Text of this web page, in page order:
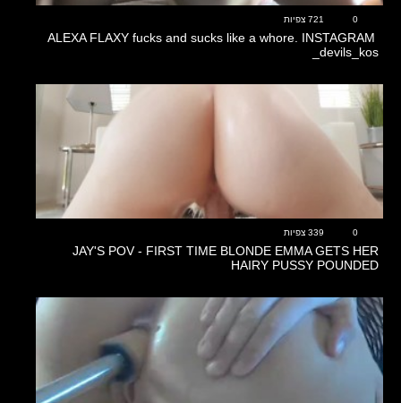
0 721 צפיות
ALEXA FLAXY fucks and sucks like a whore. INSTAGRAM
devils_kos_
12:27
0 339 צפיות
JAY'S POV - FIRST TIME BLONDE EMMA GETS HER
HAIRY PUSSY POUNDED